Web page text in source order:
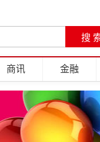
商讯 金融